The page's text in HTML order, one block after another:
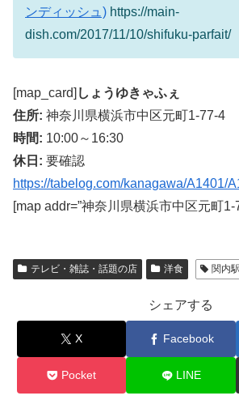
ンディッシュ) https://main-
dish.com/2017/11/10/shifuku-parfait/
[map_card] しょうゆきゃふぇ
住所: 神奈川県横浜市中区元町1-77-4
時間: 10:00～16:30
休日: 要確認
https://tabelog.com/kanagawa/A1401/
[map addr=”神奈川県横浜市中区元町1-
テレビ・雑誌・話題の店 洋食 関内駅
シェアする
X Facebook
Pocket LINE